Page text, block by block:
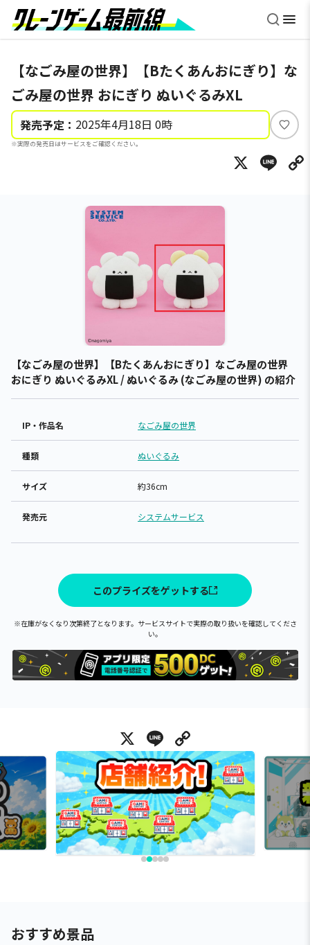
【なごみ屋の世界】【Bたくあんおにぎり】な
ごみ屋の世界 おにぎり ぬいぐるみXL
発売予定： 2025年4月18日 0時
※実際の発売日はサービスをご確認ください。
い
ね
X
【なごみ屋の世界】【Bたくあんおにぎり】なごみ屋の世界
おにぎり ぬいぐるみXL / ぬいぐるみ (なごみ屋の世界) の紹介
IP・作品名 なごみ屋の世界
種類 ぬいぐるみ
サイズ 約36cm
発売元 システムサービス
このプライズをゲットする
※在庫がなくなり次第終了となります。サービスサイトで実際の取り扱いを確認してくださ
い。
X Line
おすすめ景品